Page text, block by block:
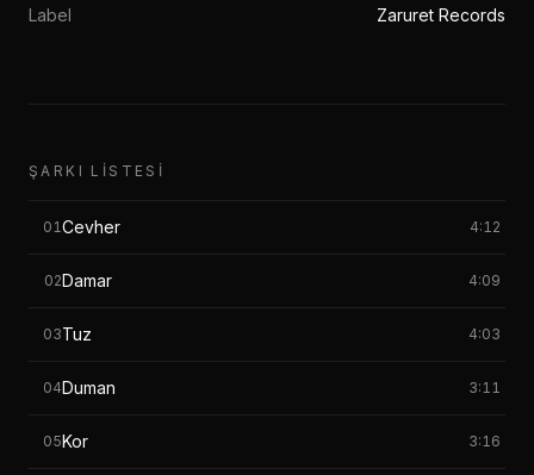
Label
Zaruret Records
ŞARKI LISTESI
01Cevher 4:12
02Damar 4:09
03Tuz 4:03
04Duman 3:11
05Kor 3:16